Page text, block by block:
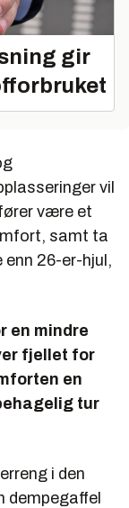
gir
vil
være et
samt ta
enn 26-er-hjul,
en mindre
fjellet for
en
tur
i den
dempegaffel